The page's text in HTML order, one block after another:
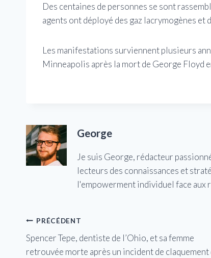
Des centaines de personnes se sont
agents ont déployé des gaz lacrymogènes et
Les manifestations surviennent plusieurs
Minneapolis après la mort de George Floyd
George
Je suis George, rédacteur
lecteurs des connaissances et
l'empowerment individuel face aux
Navigation
de
PRÉCÉDENT
Spencer Tepe, dentiste de l’Ohio, et sa femme
retrouvée morte après un incident de claquement